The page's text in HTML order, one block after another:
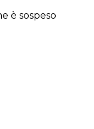
è sospeso